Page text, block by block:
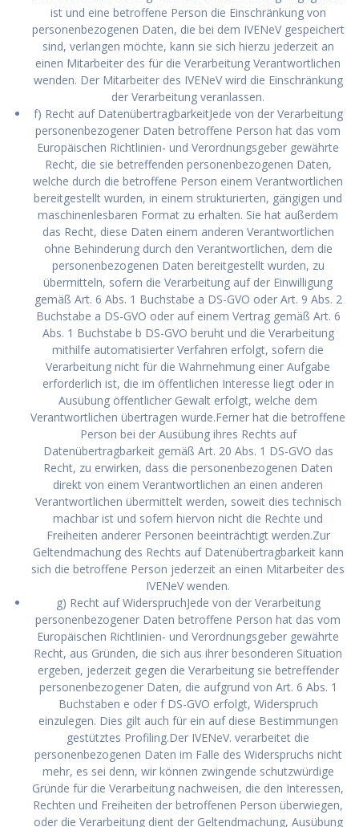
ist und eine betroffene Person die Einschränkung von
personenbezogenen Daten, die bei dem IVENeV gespeichert
sind, verlangen möchte, kann sie sich hierzu jederzeit an
einen Mitarbeiter des für die Verarbeitung Verantwortlichen
wenden. Der Mitarbeiter des IVENeV wird die Einschränkung
der Verarbeitung veranlassen.
f) Recht auf DatenübertragbarkeitJede von der Verarbeitung
personenbezogener Daten betroffene Person hat das vom
Europäischen Richtlinien- und Verordnungsgeber gewährte
Recht, die sie betreffenden personenbezogenen Daten,
welche durch die betroffene Person einem Verantwortlichen
bereitgestellt wurden, in einem strukturierten, gängigen und
maschinenlesbaren Format zu erhalten. Sie hat außerdem
das Recht, diese Daten einem anderen Verantwortlichen
ohne Behinderung durch den Verantwortlichen, dem die
personenbezogenen Daten bereitgestellt wurden, zu
übermitteln, sofern die Verarbeitung auf der Einwilligung
gemäß Art. 6 Abs. 1 Buchstabe a DS-GVO oder Art. 9 Abs. 2
Buchstabe a DS-GVO oder auf einem Vertrag gemäß Art. 6
Abs. 1 Buchstabe b DS-GVO beruht und die Verarbeitung
mithilfe automatisierter Verfahren erfolgt, sofern die
Verarbeitung nicht für die Wahrnehmung einer Aufgabe
erforderlich ist, die im öffentlichen Interesse liegt oder in
Ausübung öffentlicher Gewalt erfolgt, welche dem
Verantwortlichen übertragen wurde.Ferner hat die betroffene
Person bei der Ausübung ihres Rechts auf
Datenübertragbarkeit gemäß Art. 20 Abs. 1 DS-GVO das
Recht, zu erwirken, dass die personenbezogenen Daten
direkt von einem Verantwortlichen an einen anderen
Verantwortlichen übermittelt werden, soweit dies technisch
machbar ist und sofern hiervon nicht die Rechte und
Freiheiten anderer Personen beeinträchtigt werden.Zur
Geltendmachung des Rechts auf Datenübertragbarkeit kann
sich die betroffene Person jederzeit an einen Mitarbeiter des
IVENeV wenden.
g) Recht auf WiderspruchJede von der Verarbeitung
personenbezogener Daten betroffene Person hat das vom
Europäischen Richtlinien- und Verordnungsgeber gewährte
Recht, aus Gründen, die sich aus ihrer besonderen Situation
ergeben, jederzeit gegen die Verarbeitung sie betreffender
personenbezogener Daten, die aufgrund von Art. 6 Abs. 1
Buchstaben e oder f DS-GVO erfolgt, Widerspruch
einzulegen. Dies gilt auch für ein auf diese Bestimmungen
gestütztes Profiling.Der IVENeV. verarbeitet die
personenbezogenen Daten im Falle des Widerspruchs nicht
mehr, es sei denn, wir können zwingende schutzwürdige
Gründe für die Verarbeitung nachweisen, die den Interessen,
Rechten und Freiheiten der betroffenen Person überwiegen,
oder die Verarbeitung dient der Geltendmachung, Ausübung